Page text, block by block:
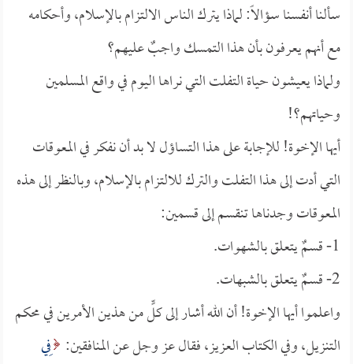
سألنا أنفسنا سؤالاً: لماذا يترك الناس الالتزام بالإسلام، وأحكامه
مع أنهم يعرفون بأن هذا التمسك واجبٌ عليهم؟
ولماذا يعيشون حياة التفلت التي نراها اليوم في واقع المسلمين
وحياتهم؟!
أيها الإخوة! للإجابة على هذا التساؤل لا بد أن نفكر في المعوقات
التي أدت إلى هذا التفلت والترك للالتزام بالإسلام، وبالنظر إلى هذه
المعوقات وجدناها تنقسم إلى قسمين:
1- قسمٌ يتعلق بالشهوات.
2- قسمٌ يتعلق بالشبهات.
واعلموا أيها الإخوة! أن الله أشار إلى كلٍّ من هذين الأمرين في محكم
التنزيل، وفي الكتاب العزيز، فقال عز وجل عن المنافقين: فِي